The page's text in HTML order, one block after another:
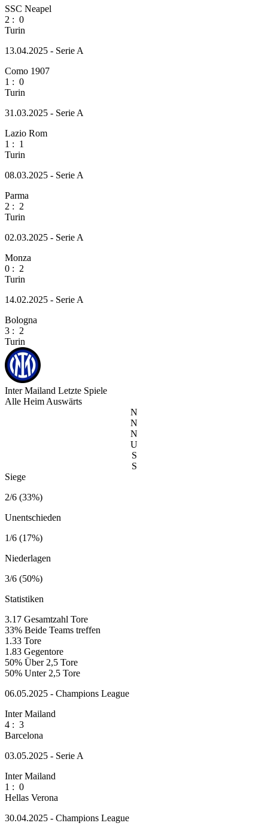
SSC Neapel
2 : 0
Turin
13.04.2025 - Serie A
Como 1907
1 : 0
Turin
31.03.2025 - Serie A
Lazio Rom
1 : 1
Turin
08.03.2025 - Serie A
Parma
2 : 2
Turin
02.03.2025 - Serie A
Monza
0 : 2
Turin
14.02.2025 - Serie A
Bologna
3 : 2
Turin
Inter Mailand Letzte Spiele
Alle Heim Auswärts
N
N
N
U
S
S
Siege
2/6 (33%)
Unentschieden
1/6 (17%)
Niederlagen
3/6 (50%)
Statistiken
3.17 Gesamtzahl Tore
33% Beide Teams treffen
1.33 Tore
1.83 Gegentore
50% Über 2,5 Tore
50% Unter 2,5 Tore
06.05.2025 - Champions League
Inter Mailand
4 : 3
Barcelona
03.05.2025 - Serie A
Inter Mailand
1 : 0
Hellas Verona
30.04.2025 - Champions League